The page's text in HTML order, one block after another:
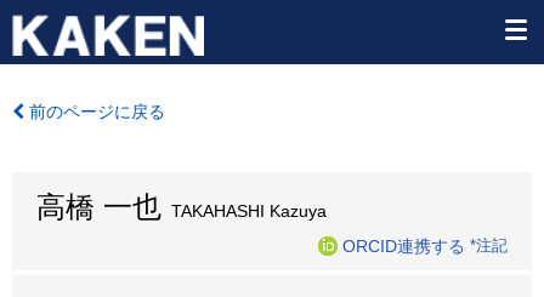
前のページに戻る
高橋 一也 TAKAHASHI Kazuya
ORCID連携する *注記